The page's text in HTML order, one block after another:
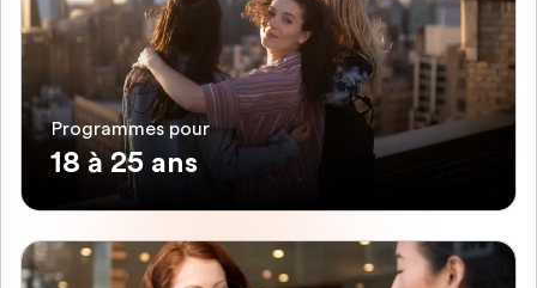
Programmes pour
18 à 25 ans